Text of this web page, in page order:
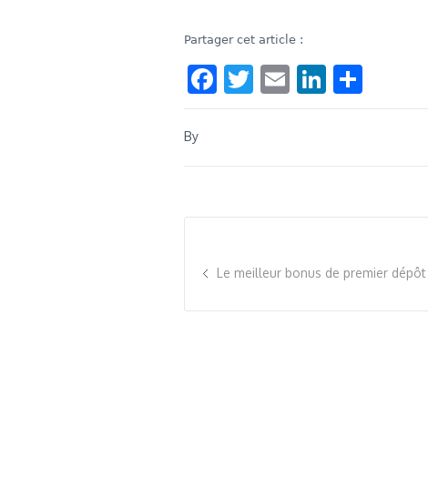
Partager cet article :
Facebook
Twitter
EmailLinkedIn
By
Le meilleur bonus de premier